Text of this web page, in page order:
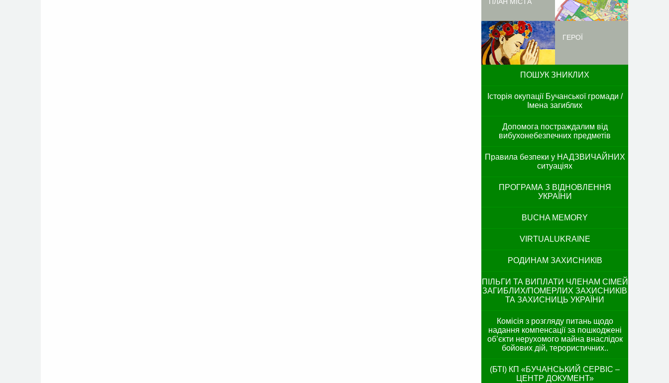
ГЕРОЇ
ПОШУК ЗНИКЛИХ
Історія окупації Бучанської громади /
Імена загиблих
Допомога постраждалим від
вибухонебезпечних предметів
Правила безпеки у НАДЗВИЧАЙНИХ
ситуаціях
ПРОГРАМА З ВІДНОВЛЕННЯ
УКРАЇНИ
BUCHA MEMORY
VIRTUALUKRAINE
РОДИНАМ ЗАХИСНИКІВ
ПІЛЬГИ ТА ВИПЛАТИ ЧЛЕНАМ СІМЕЙ
ЗАГИБЛИХ/ПОМЕРЛИХ ЗАХИСНИКІВ
ТА ЗАХИСНИЦЬ УКРАЇНИ
Комісія з розгляду питань щодо
надання компенсації за пошкоджені
об’єкти нерухомого майна внаслідок
бойових дій, терористичних..
(БТІ) КП «БУЧАНСЬКИЙ СЕРВІС –
ЦЕНТР ДОКУМЕНТ»